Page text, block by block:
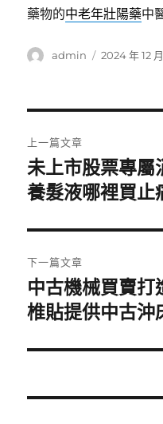
藥物的中老年壯陽藥中
作
admin
發
2024 年 12
章
導
覽
上一篇文章
上
一
文
章:
未上市股票專屬
養髮液哪裡買止
下一篇文章
下
一
文
中古機械買賣打
椎貼提供中古沖